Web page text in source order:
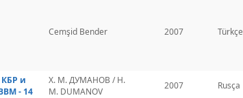
Cemşid Bender 2007 Türkçe
и
- 14
Х. М. ДУМАНОВ / H.
M. DUMANOV
2007 Rusça